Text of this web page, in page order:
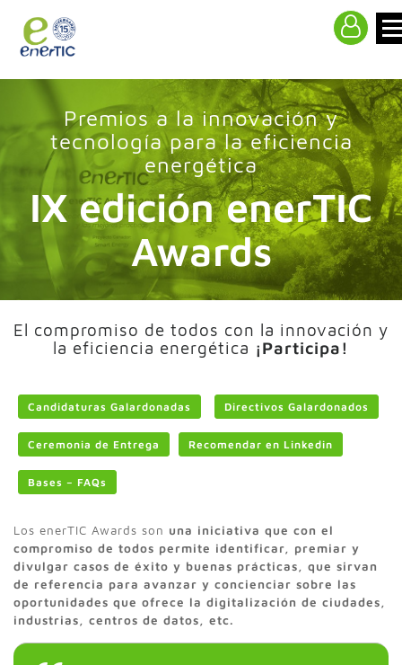
Premios a la innovación y
tecnología para la eficiencia
energética
IX edición enerTIC
Awards
El compromiso de todos con la innovación y
la eficiencia energética ¡Participa!
Candidaturas Galardonadas Directivos Galardonados
Ceremonia de Entrega Recomendar en Linkedin
Bases – FAQs
Los enerTIC Awards son una iniciativa que con el
compromiso de todos permite identificar, premiar y
divulgar casos de éxito y buenas prácticas, que sirvan
de referencia para avanzar y concienciar sobre las
oportunidades que ofrece la digitalización de ciudades,
industrias, centros de datos, etc.